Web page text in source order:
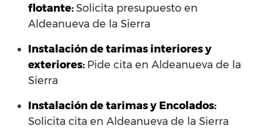
flotante:Solicita presupuesto en
Aldeanueva de la Sierra
Instalación de tarimas interiores y
exteriores: Pide cita en Aldeanueva de la
Sierra
Instalación de tarimas y Encolados:
Solicita cita en Aldeanueva de la Sierra